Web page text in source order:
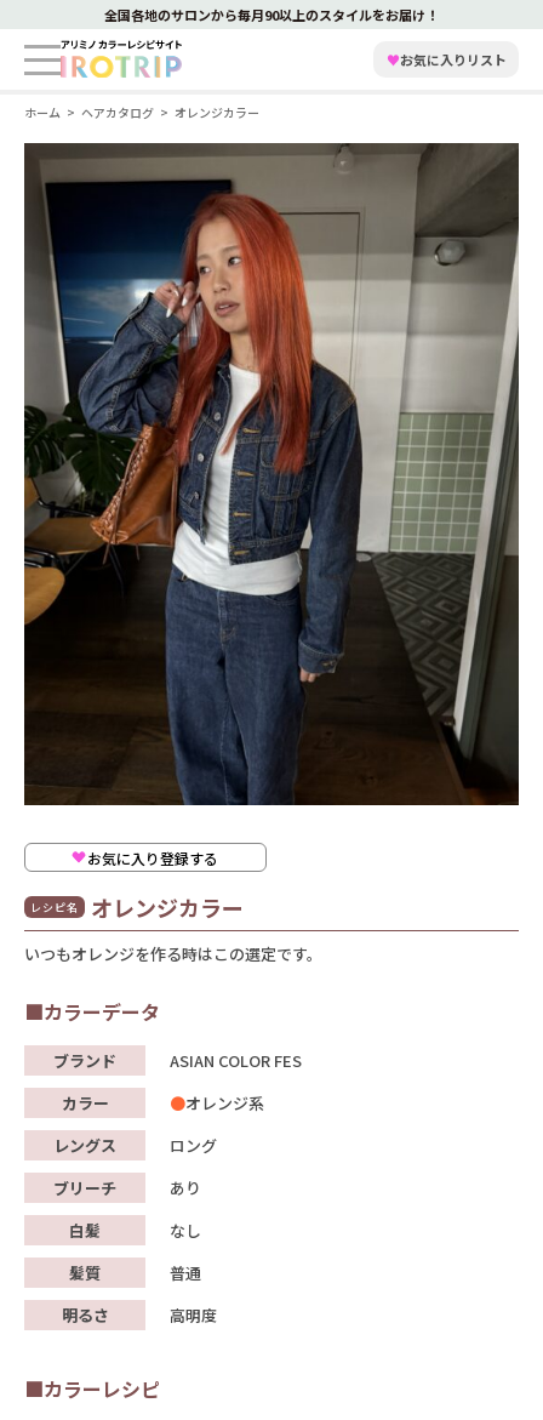
全国各地のサロンから毎月90以上のスタイルをお届け！
♥お気に入りリスト
ホーム ヘアカタログ オレンジカラー
お気に入り登録する
レシピ名 オレンジカラー
いつもオレンジを作る時はこの選定です。
■カラーデータ
ブランド
ASIAN COLOR FES
カラー
オレンジ系
レングス
ロング
ブリーチ
あり
白髪
なし
髪質
普通
明るさ
高明度
■カラーレシピ